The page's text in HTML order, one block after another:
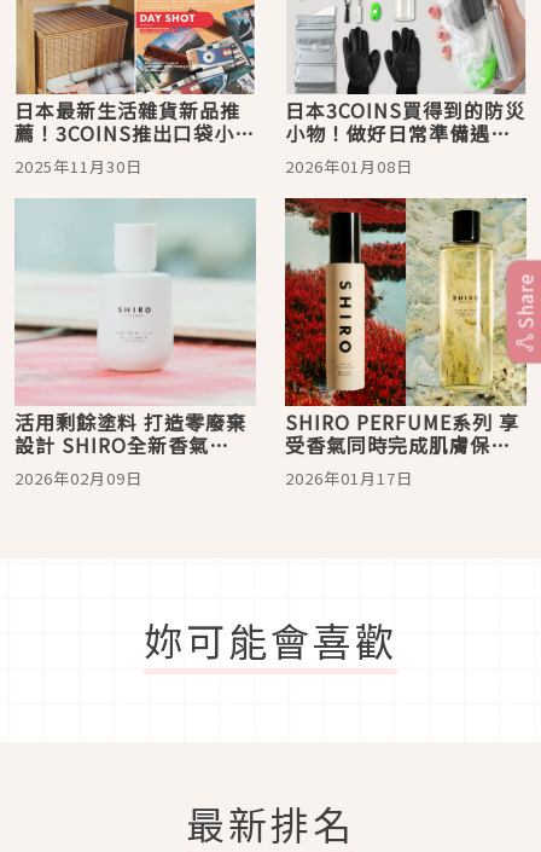
日本最新生活雜貨新品推
薦！3COINS推出口袋小相
機姊妹款
2025年11月30日
日本3COINS買得到的防災
小物！做好日常準備遇到
急難也不慌
2026年01月08日
活用剩餘塗料 打造零廢棄
設計 SHIRO全新香氣
「ZERO 花舞芍藥」登
場！
2026年02月09日
SHIRO PERFUME系列 享
受香氣同時完成肌膚保養
12種香氣的「身體噴霧」
首次登場
2026年01月17日
妳可能會喜歡
最新排名
Share